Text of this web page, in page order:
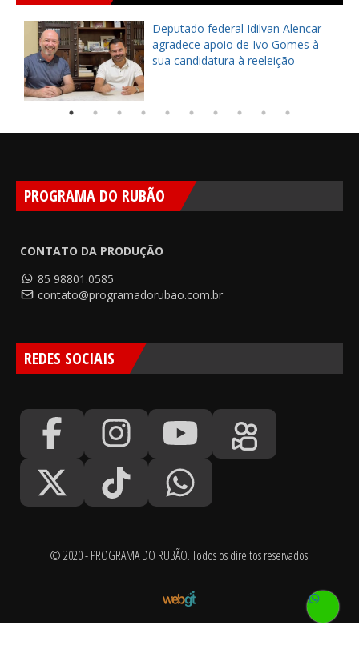
Deputado federal Idilvan Alencar
agradece apoio de Ivo Gomes à
sua candidatura à reeleição
PROGRAMA DO RUBÃO
CONTATO DA PRODUÇÃO
85 98801.0585
contato@programadorubao.com.br
REDES SOCIAIS
© 2020 - PROGRAMA DO RUBÃO. Todos os direitos reservados.